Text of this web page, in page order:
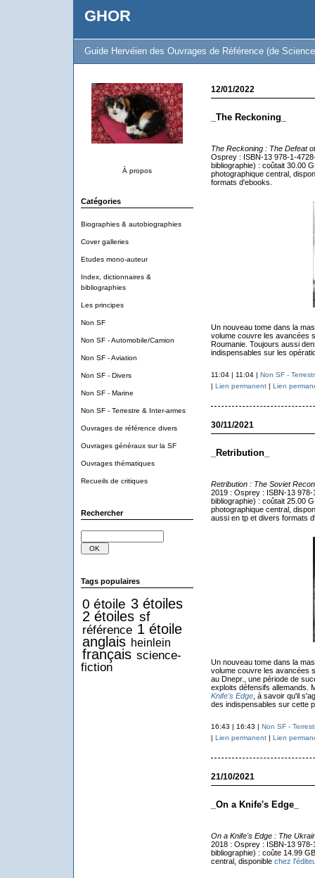
GHOR
Guide Hervéien des Ouvrages de Référence (de
À propos
Catégories
Biographies & autobiographies
Cover galleries
Etudes mono-auteur
Index, dictionnaires &
bibliographies
Les principes
Non SF
Non SF - Automobile/Camion
Non SF - Aviation
Non SF - Divers
Non SF - Marine
Non SF - Terrestre & Inter-armes
Ouvrages de référence divers
Ouvrages généraux sur la SF
Ouvrages thématiques
Recueils de critiques
Rechercher
Tags populaires
0 étoile 3 étoiles
2 étoiles sf
référence 1 étoile
anglais heinlein
français science-
fiction
12/01/2022
_The Reckoning_
The Reckoning : The Defeat
Osprey : ISBN-13 978-1-
bibliographie) : coûtait 30.00
photographique central,
formats d'ebooks.
Un nouveau tome dans la
volume couvre les avancées
Roumanie. Toujours aussi
indispensables sur les
11:04 | 11:04 | Non SF -
| Lien permanent| Lien
30/11/2021
_Retribution_
Retribution : The Soviet
2019 : Osprey : ISBN-13
bibliographie) : coûtait 25.00
photographique central,
aussi en tp et divers formats
Un nouveau tome dans la
volume couvre les avancées
au Dnepr., une période de
exploits défensifs allemands.
Knife's Edge, à savoir qu'il
des indispensables sur cette
16:43 | 16:43 | Non SF -
| Lien permanent| Lien
21/10/2021
_On a Knife's Edge_
On a Knife's Edge : The
2018 : Osprey : ISBN-13
bibliographie) : coûte 14.99
central, disponible chez